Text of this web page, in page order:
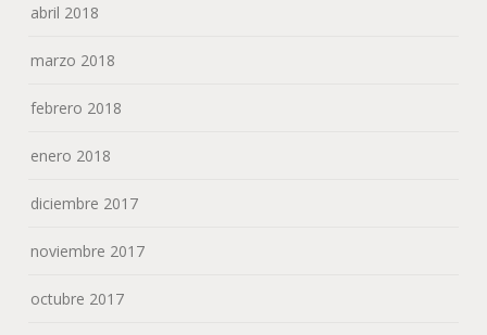
abril 2018
marzo 2018
febrero 2018
enero 2018
diciembre 2017
noviembre 2017
octubre 2017